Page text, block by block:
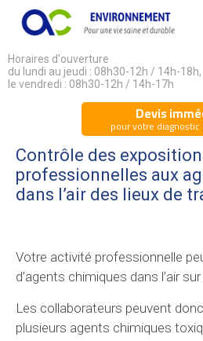
Horaires d'ouverture
du lundi au jeudi : 08h30-12h / 14h-18h,
le vendredi : 08h30-12h / 14h-17h
Devis
pour votre
Contrôle des
professionnelles aux
dans l’air des lieux de
Votre activité professionnelle
d’agents chimiques dans l’air
Les collaborateurs peuvent
plusieurs agents chimiques